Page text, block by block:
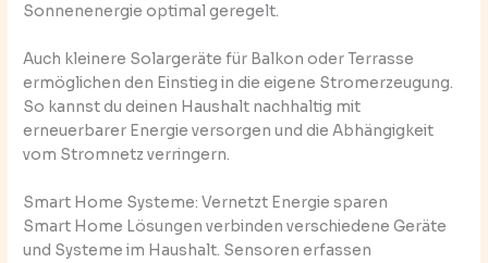
Sonnenenergie optimal geregelt.
Auch kleinere Solargeräte für Balkon oder Terrasse
ermöglichen den Einstieg in die eigene Stromerzeugung.
So kannst du deinen Haushalt nachhaltig mit
erneuerbarer Energie versorgen und die Abhängigkeit
vom Stromnetz verringern.
Smart Home Systeme: Vernetzt Energie sparen
Smart Home Lösungen verbinden verschiedene Geräte
und Systeme im Haushalt. Sensoren erfassen